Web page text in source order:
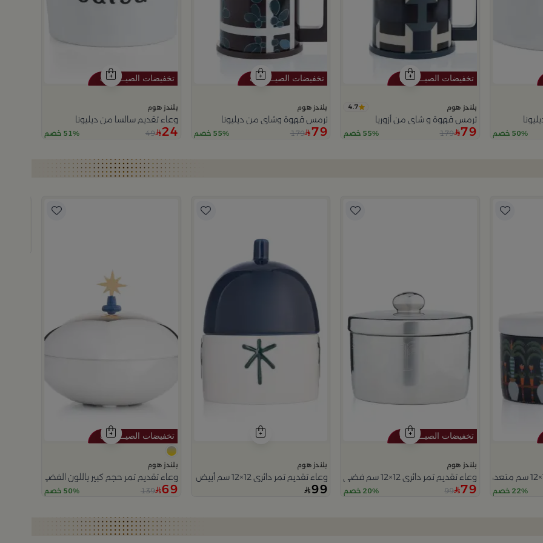
50% خصم
بلندز هوم 4.7
ترمس قهوة و شاي من أزوريا
79
179 55% خصم
بلندز هوم
ترمس قهوة وشاي من ديليونا
79
179 55% خصم
بلندز هوم
وعاء تقديم سالسا من ديليونا
24
49 51% خصم
22% خصم
بلندز هوم
وعاء تقديم تمر دائري 12×12 سم فضي من الخزف الحجري بغطاء من عسيب
79
99 20% خصم
بلندز هوم
وعاء تقديم تمر دائري 12×12 سم أبيض وأزرق من الخزف الحجري بنقش نخلة من ميرلان
99
بلندز هوم
وعاء تقديم تمر حجم كبير باللون الفضي و الذهبي
69
139 50% خصم